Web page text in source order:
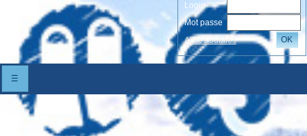
Login
Mot passe
Accés oubliés
OK
☰